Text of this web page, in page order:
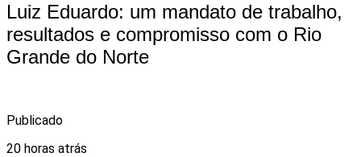
Luiz Eduardo: um mandato de trabalho,
resultados e compromisso com o Rio
Grande do Norte
Publicado
20 horas atrás